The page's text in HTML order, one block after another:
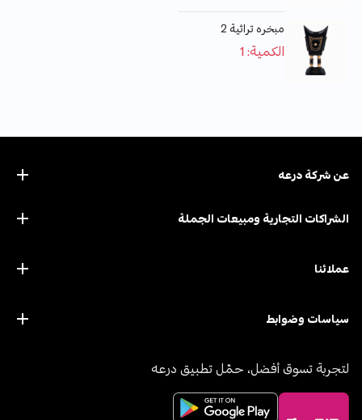
مبخره تراثية 2
الكمية: 1
عن ﺷﺮﻛﺔ درﻋﻪ
الشراكات التجارية ومبيعات الجملة
عملائنا
سياسات وضوابط
لتجربة تسوق أفضل، حمّل تطبيق درعه